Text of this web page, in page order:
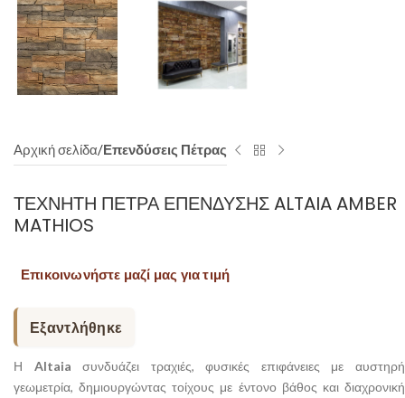
Αρχική σελίδα Επενδύσεις Πέτρας
ΤΕΧΝΗΤΉ ΠΈΤΡΑ ΕΠΈΝΔΥΣΗΣ ALTAIA AMBER
MATHIOS
Επικοινωνήστε μαζί μας για τιμή
Εξαντλήθηκε
Η Altaia συνδυάζει τραχιές, φυσικές επιφάνειες με αυστηρή
γεωμετρία, δημιουργώντας τοίχους με έντονο βάθος και διαχρονική